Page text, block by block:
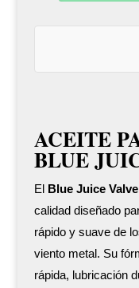
ACEITE
BLUE
El Blue Juice
calidad diseñado
rápido y suave de
viento metal. Su
rápida, lubricación